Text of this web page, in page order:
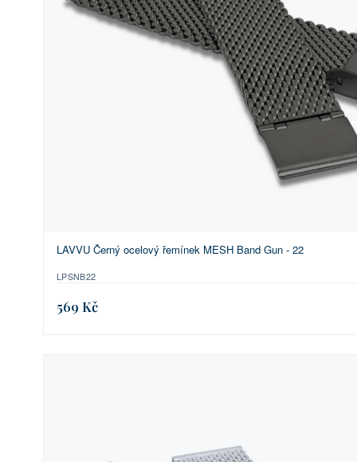
LAVVU Černý ocelový řemínek MESH Band Gun - 22
LPSNB22
569 Kč